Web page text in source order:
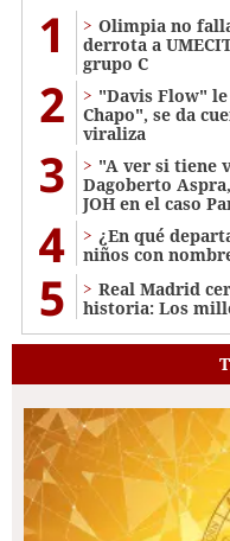
1
Olimpia no
derrota a
grupo C
2
"Davis Flow" le
Chapo", se da
viraliza
3
"A ver si tiene
Dagoberto
JOH en el caso
4
¿En qué
niños con
5
Real Madrid
historia: Los